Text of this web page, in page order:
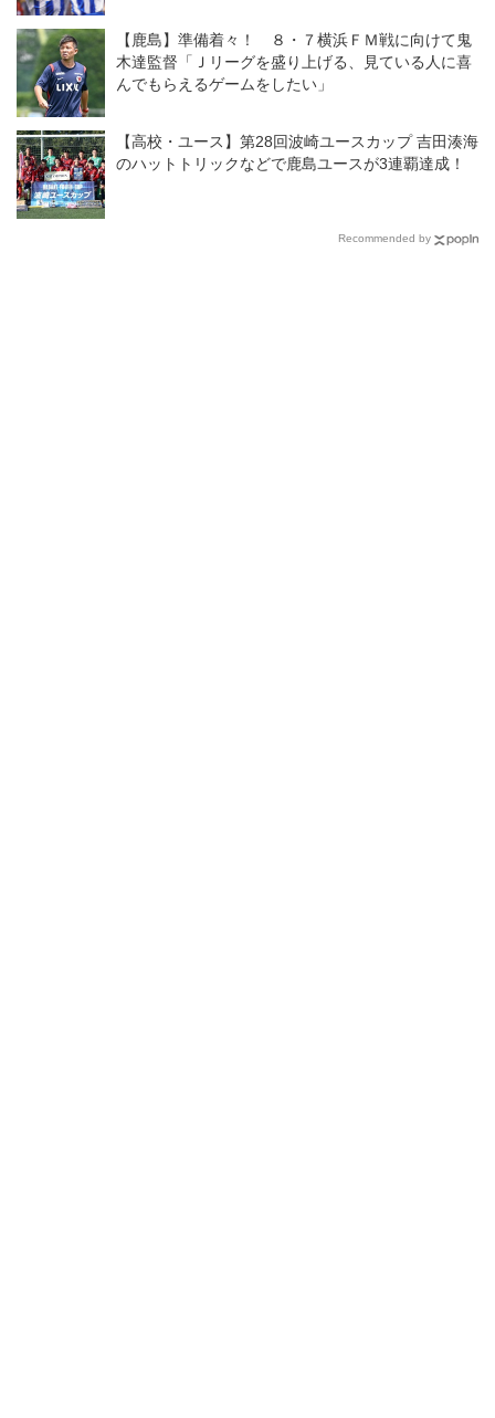
【鹿島】準備着々！ ８・７横浜ＦＭ戦に向けて鬼
木達監督「Ｊリーグを盛り上げる、見ている人に喜
んでもらえるゲームをしたい」
【高校・ユース】第28回波崎ユースカップ 吉田湊海
のハットトリックなどで鹿島ユースが3連覇達成！
Recommended by